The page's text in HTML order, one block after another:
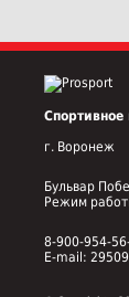
Спортивное
г. Воронеж
Бульвар
Режим
8-900-954-
E-mail: